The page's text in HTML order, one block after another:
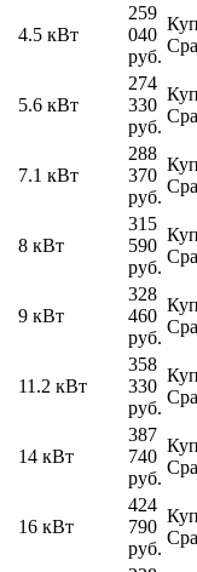
4.5 кВт
259
040
руб.
5.6 кВт
274
330
руб.
7.1 кВт
288
370
руб.
8 кВт
315
590
руб.
9 кВт
328
460
руб.
11.2 кВт
358
330
руб.
14 кВт
387
740
руб.
16 кВт
424
790
руб.